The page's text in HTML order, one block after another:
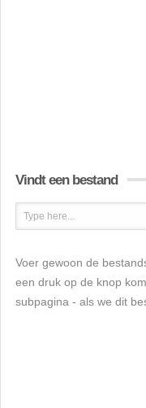
Vindt een bestand
Voer gewoon de
een druk op de knop
subpagina - als we dit